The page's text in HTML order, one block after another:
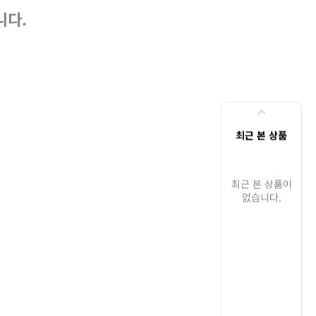
다.
최근 본 상품
최근 본 상품이
없습니다.